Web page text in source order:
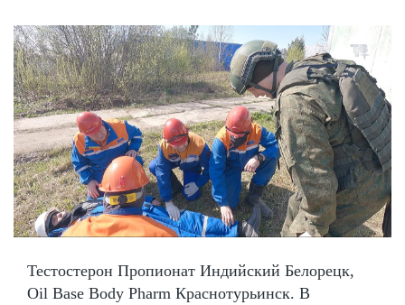
Тестостерон Пропионат Индийский Белорецк,
Oil Base Body Pharm Краснотурьинск. В